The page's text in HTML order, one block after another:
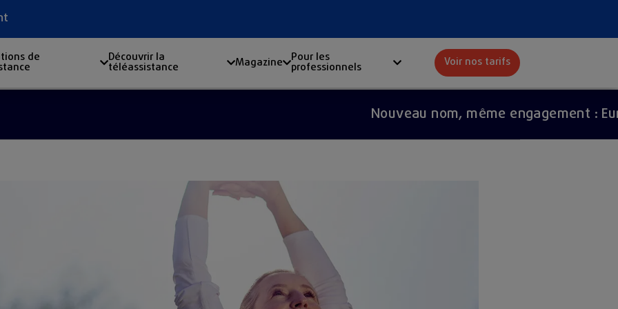
de Découvrir la
téléassistance Magazine Pour les
professionnels Voir nos tarifs
Nouveau nom, même engagement : Europ